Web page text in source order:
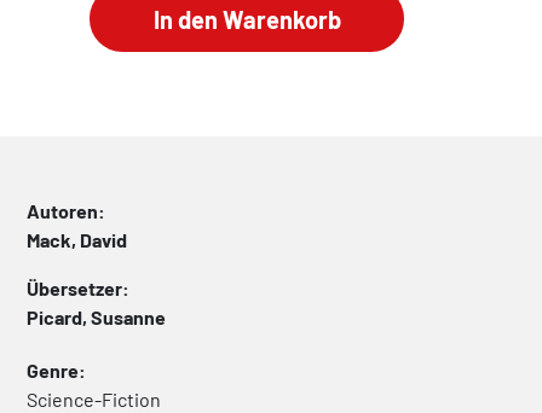
Autoren:
Mack, David
Übersetzer:
Picard, Susanne
Genre:
Science-Fiction